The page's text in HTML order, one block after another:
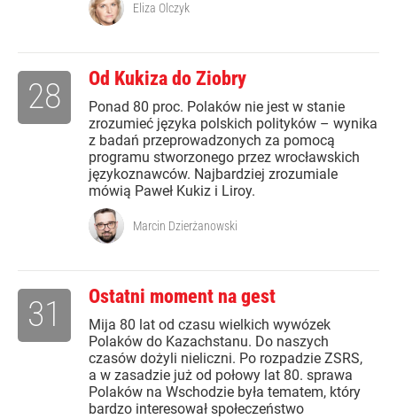
Eliza Olczyk
Od Kukiza do Ziobry
Ponad 80 proc. Polaków nie jest w stanie
zrozumieć języka polskich polityków – wynika
z badań przeprowadzonych za pomocą
programu stworzonego przez wrocławskich
językoznawców. Najbardziej zrozumiale
mówią Paweł Kukiz i Liroy.
28
Marcin Dzierżanowski
Ostatni moment na gest
Mija 80 lat od czasu wielkich wywózek
Polaków do Kazachstanu. Do naszych
czasów dożyli nieliczni. Po rozpadzie ZSRS,
a w zasadzie już od połowy lat 80. sprawa
Polaków na Wschodzie była tematem, który
bardzo interesował społeczeństwo
31